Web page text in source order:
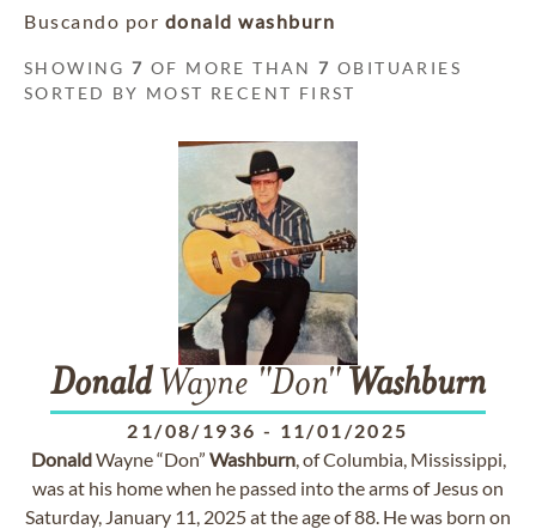
Buscando por donald washburn
SHOWING7 OF MORE THAN7 OBITUARIES
SORTED BY MOST RECENT FIRST
DonaldWayne "Don" Washburn
21/08/1936 - 11/01/2025
DonaldWayne “Don” Washburn, of Columbia, Mississippi,
was at his home when he passed into the arms of Jesus on
Saturday, January 11, 2025 at the age of 88. He was born on